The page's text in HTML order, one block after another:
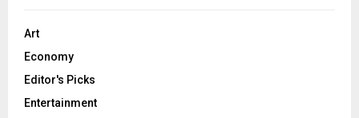
Art
Economy
Editor's Picks
Entertainment